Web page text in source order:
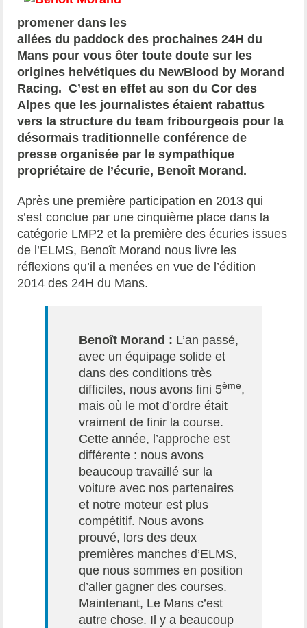
promener dans les
allées du paddock des prochaines 24H du
Mans pour vous ôter toute doute sur les
origines helvétiques du NewBlood by Morand
Racing. C’est en effet au son du Cor des
Alpes que les journalistes étaient rabattus
vers la structure du team fribourgeois pour la
désormais traditionnelle conférence de
presseorganisée par le sympathique
propriétaire de l’écurie, Benoît Morand.
Après une première participation en 2013 qui
s’est conclue par une cinquième place dans la
catégorie LMP2 et la première des écuries issues
de l’ELMS, Benoît Morand nous livre les
réflexions qu’il a menées en vue de l’édition
2014 des 24H du Mans.
Benoît Morand : L’an passé,
avec un équipage solide et
dans des conditions très
difficiles, nous avons fini 5ème,
mais où le mot d’ordre était
vraiment de finir la course.
Cette année, l’approche est
différente : nous avons
beaucoup travaillé sur la
voiture avec nos partenaires
et notre moteur est plus
compétitif. Nous avons
prouvé, lors des deux
premières manches d’ELMS,
que nous sommes en position
d’aller gagner des courses.
Maintenant, Le Mans c’est
autre chose. Il y a beaucoup